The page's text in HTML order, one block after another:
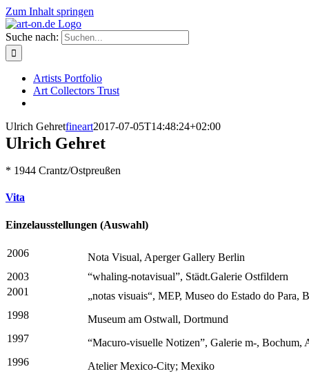
Zum Inhalt springen
Suche nach:
Artists Portfolio
Art Collectors Trust
Ulrich Gehretfineart2017-07-05T14:48:24+02:00
Ulrich Gehret
* 1944 Crantz/Ostpreußen
Vita
Einzelausstellungen (Auswahl)
2006
Nota Visual, Aperger Gallery Berlin
2003
“whaling-notavisual”, Städt.Galerie Ostfildern
2001
„notas visuais“, MEP, Museo do Estado do Para,
1998
Museum am Ostwall, Dortmund
1997
“Macuro-visuelle Notizen”, Galerie m-,
1996
Atelier Mexico-City; Mexiko